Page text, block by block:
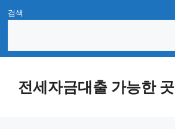
Skip
content
검색
전세자금대출 가능한 곳